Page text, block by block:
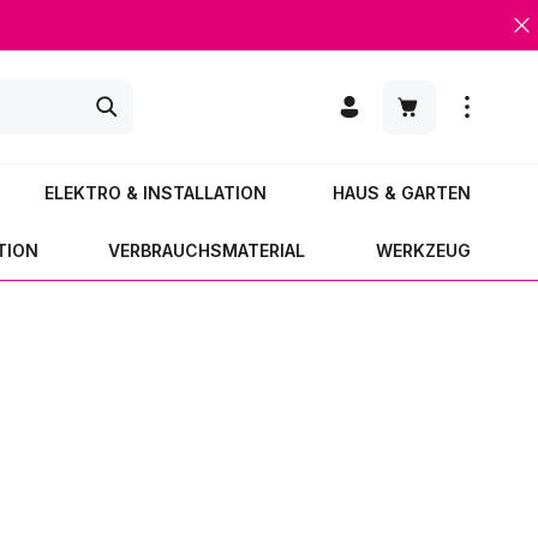
Warenkorb
ELEKTRO & INSTALLATION HAUS & GARTEN
VERBRAUCHSMATERIAL WERKZEUG